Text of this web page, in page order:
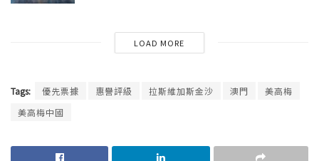
LOAD MORE
Tags: 優先票據 惠譽評級 拉斯維加斯金沙 澳門
美高梅
美高梅中國